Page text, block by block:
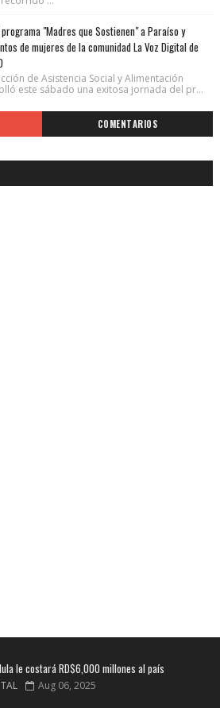
programa "Madres que Sostienen" a Paraíso y
de mujeres de la comunidad La Voz Digital de
de Asistencia Social y Alimentación
este sábado una exitosa jornada del pr...
COMENTARIOS
le costará RD$6,000 millones al país
Aug 06, 2025